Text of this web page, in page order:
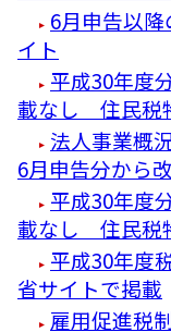
6月申告以
イト
平成30年度
載なし 住民税
法人事業概
6月申告分から
平成30年度
載なし 住民税
平成30年度
省サイトで掲載
雇用促進税